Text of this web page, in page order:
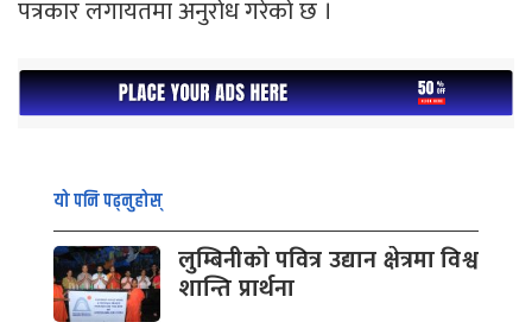
पत्रकार लगायतमा अनुरोध गरेको छ ।
यो पनि पढ्नुहोस्
लुम्बिनीको पवित्र उद्यान क्षेत्रमा विश्व
शान्ति प्रार्थना